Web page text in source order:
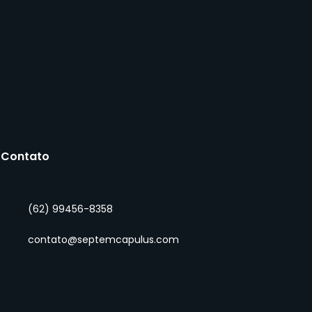
pago para
guia
Contato
(62) 99456-8358
contato@septemcapulus.com